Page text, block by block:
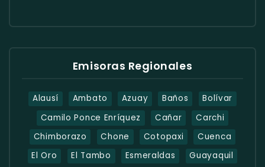
Emisoras Regionales
Alausí Ambato Azuay Baños
Bolívar
Camilo Ponce Enríquez
Cañar
Carchi
Chimborazo
Chone Cotopaxi
Cuenca
El Oro
El Tambo Esmeraldas Guayaquil